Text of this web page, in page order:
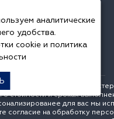
информационный
стоимости и сроках
для вас мы
согласие на обработку
аналитические
удобства.
cookieи политика